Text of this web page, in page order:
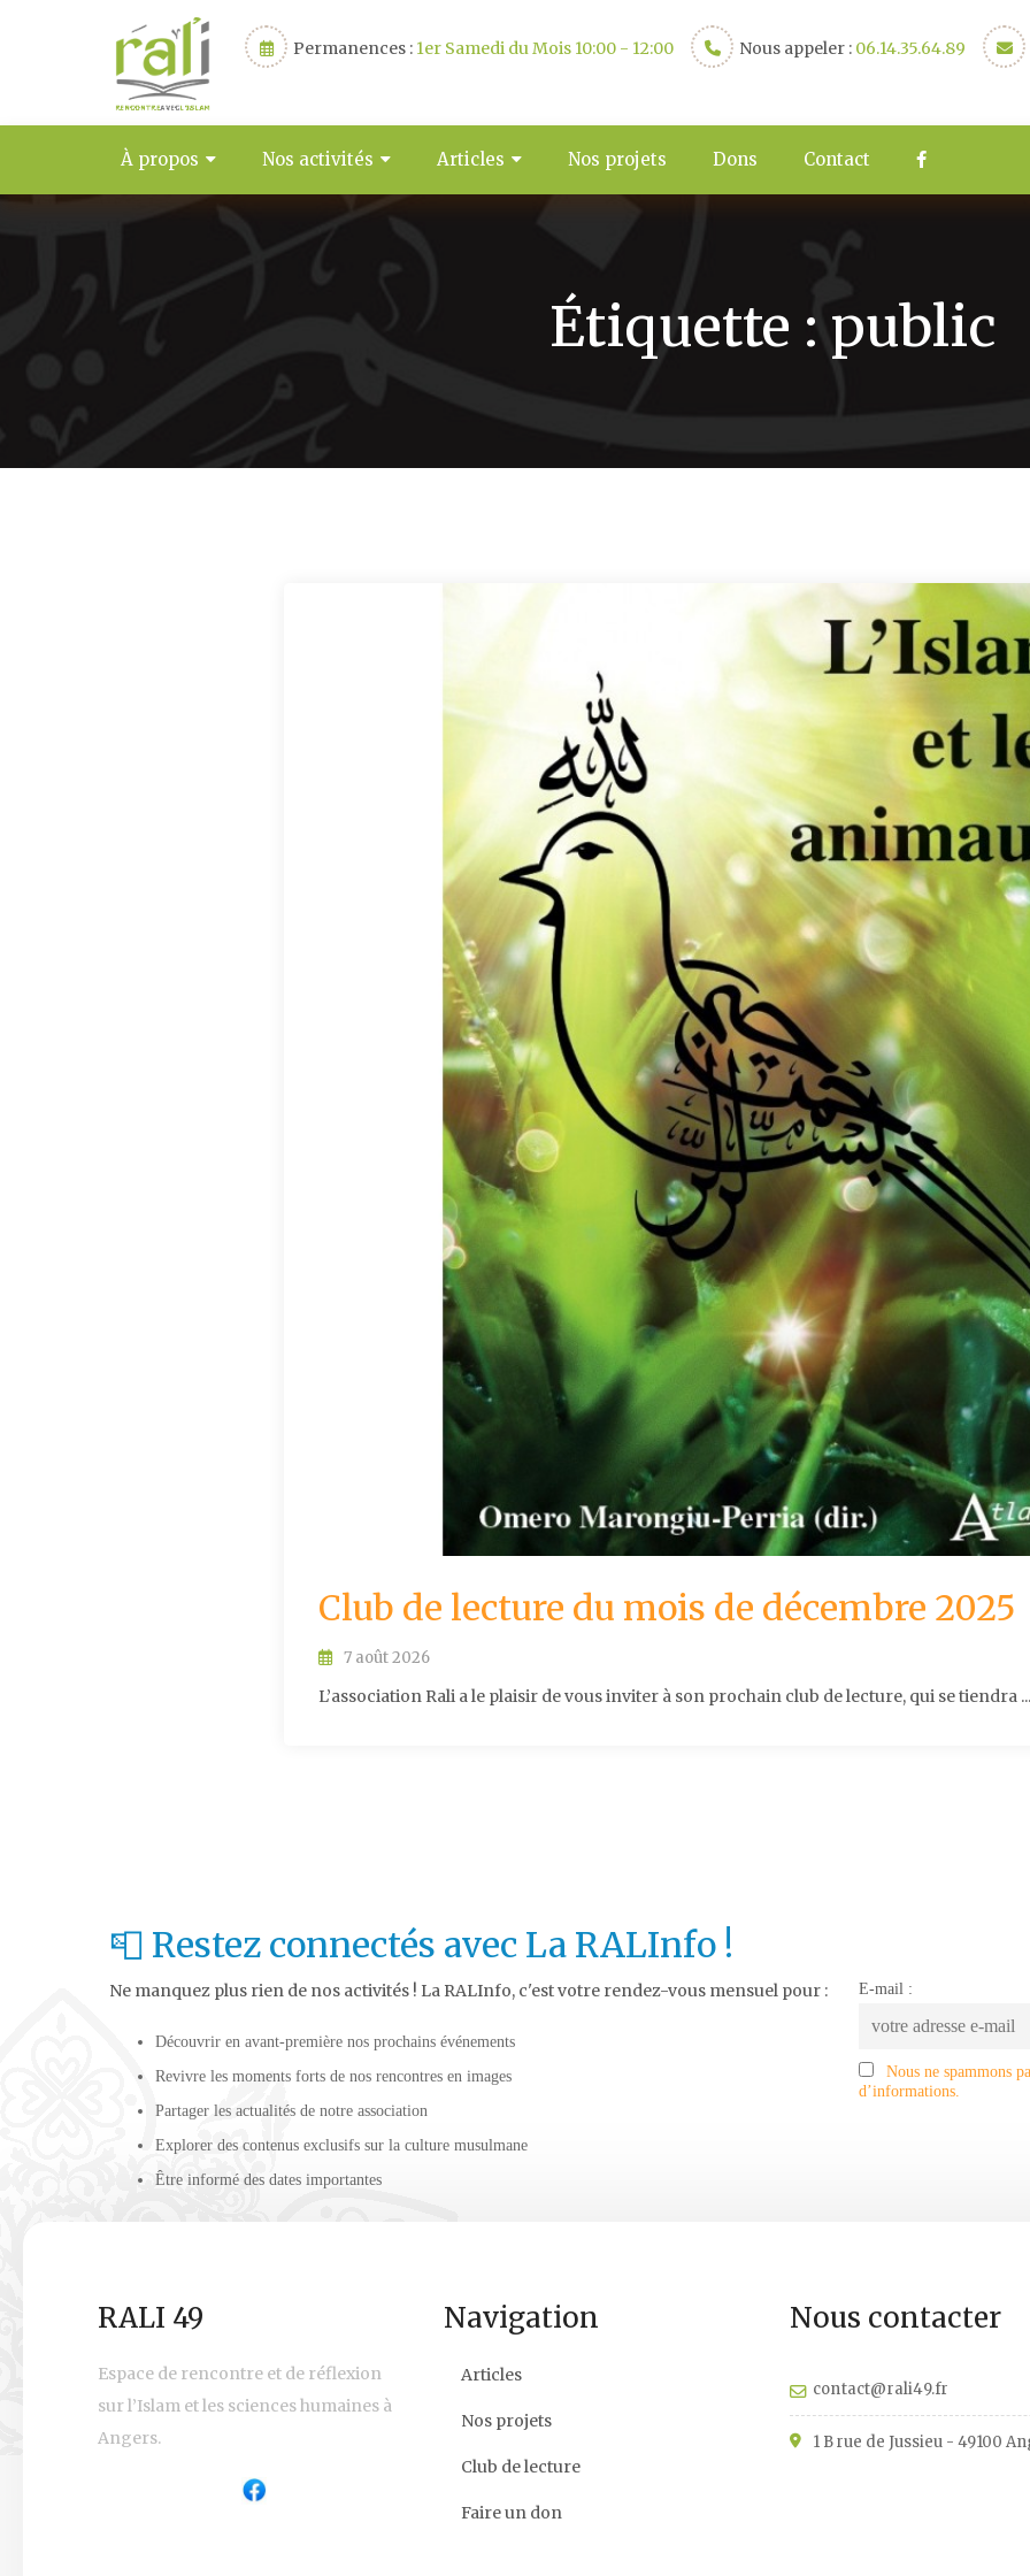
Permanences : 1er Samedi du Mois 10:00 - 12:00 Nous appeler : 06.14.35.64.89
À propos Nos activités Articles Nos projets Dons Contact
Étiquette : public
Club de lecture du mois de décembre 2025
7 août 2026
L’association Rali a le plaisir de vous inviter à son prochain club de lecture, qui se tiendra ...
📮 Restez connectés avec La RALInfo !
Ne manquez plus rien de nos activités ! La RALInfo, c'est votre rendez-vous mensuel pour :
Découvrir en avant-première nos prochains événements
Revivre les moments forts de nos rencontres en images
Partager les actualités de notre association
Explorer des contenus exclusifs sur la culture musulmane
Être informé des dates importantes
E-mail :
Nous ne spammons
d’informations.
RALI 49
Espace de rencontre et de réflexion
sur l’Islam et les sciences humaines à
Angers.
Navigation
Articles
Nos projets
Club de lecture
Faire un don
Nous contacter
contact@rali49.fr
1 B rue de Jussieu - 49100